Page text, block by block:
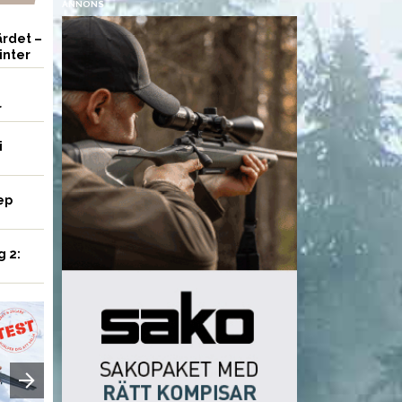
–
2:
UTRUSTNING
ANNONS